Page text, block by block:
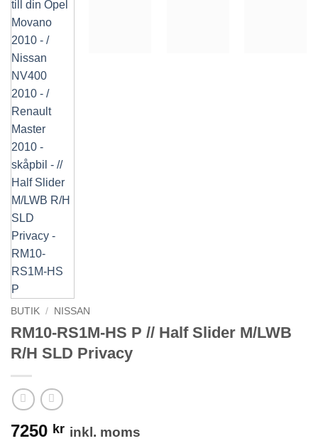
BUTIK / NISSAN
RM10-RS1M-HS P // Half Slider M/LWB
R/H SLD Privacy
7250 kr inkl. moms